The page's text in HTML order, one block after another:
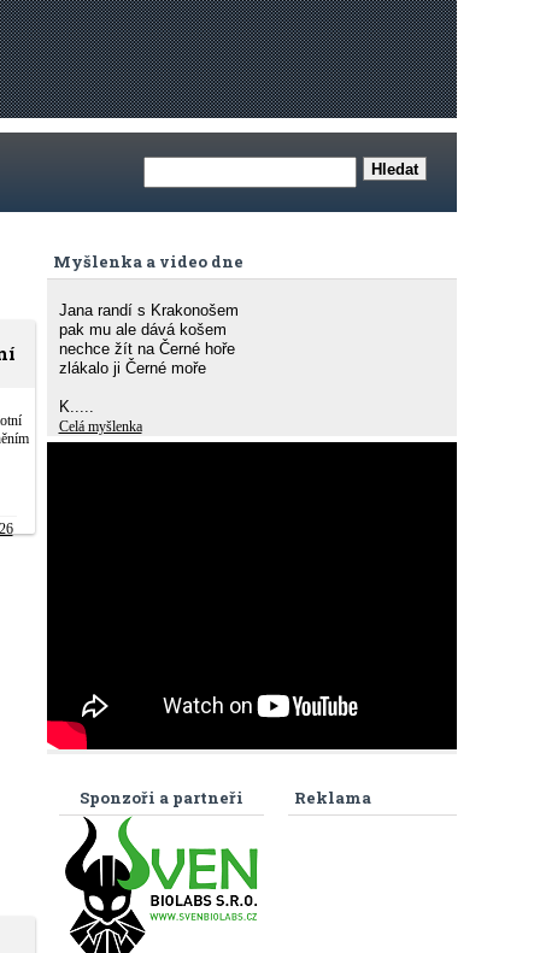
26
Myšlenka a video dne
Jana randí s Krakonošem
pak mu ale dává košem
nechce žít na Černé hoře
zlákalo ji Černé moře
K.....
Celá myšlenka
Reklama
Sponzoři a partneři